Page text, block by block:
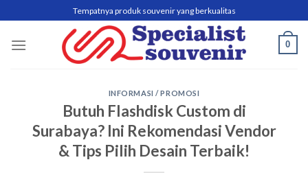
to
content
Tempatnya produk souvenir yang berkualitas
0
INFORMASI / PROMOSI
Butuh Flashdisk Custom di
Surabaya? Ini Rekomendasi Vendor
& Tips Pilih Desain Terbaik!